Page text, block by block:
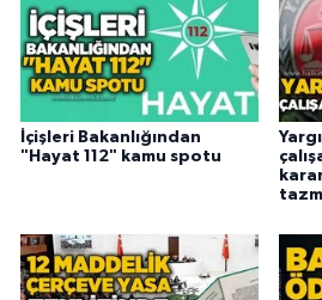
İçişleri Bakanlığından
"Hayat 112" kamu spotu